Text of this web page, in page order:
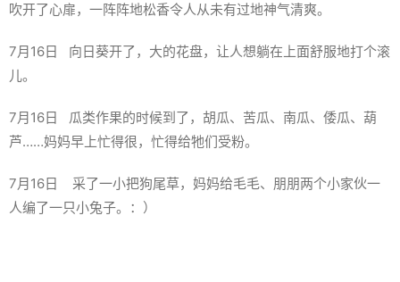
吹开了心扉，一阵阵地松香令人从未有过地神气清爽。
7月16日 向日葵开了，大的花盘，让人想躺在上面舒服地打个滚
儿。
7月16日 瓜类作果的时候到了，胡瓜、苦瓜、南瓜、倭瓜、葫
芦……妈妈早上忙得很，忙得给牠们受粉。
7月16日 采了一小把狗尾草，妈妈给毛毛、朋朋两个小家伙一
人编了一只小兔子。：）